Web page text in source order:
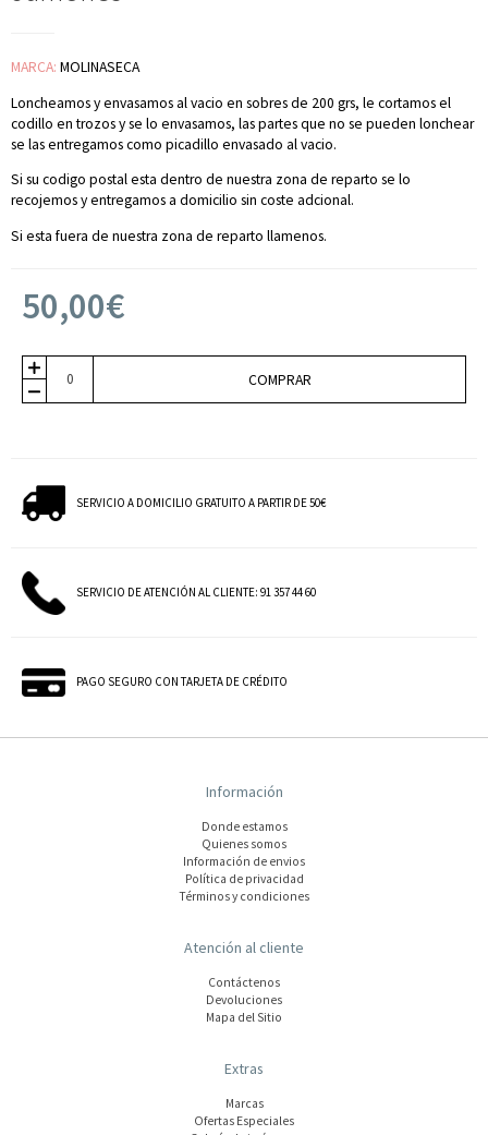
MARCA: MOLINASECA
Loncheamos y envasamos al vacio en sobres de 200 grs, le cortamos el
codillo en trozos y se lo envasamos, las partes que no se pueden lonchear
se las entregamos como picadillo envasado al vacio.
Si su codigo postal esta dentro de nuestra zona de reparto se lo
recojemos y entregamos a domicilio sin coste adcional.
Si esta fuera de nuestra zona de reparto llamenos.
50,00€
COMPRAR
SERVICIO A DOMICILIO GRATUITO A PARTIR DE 50€
SERVICIO DE ATENCIÓN AL CLIENTE: 91 357 44 60
PAGO SEGURO CON TARJETA DE CRÉDITO
Información
Donde estamos
Quienes somos
Información de envios
Polí­tica de privacidad
Términos y condiciones
Atención al cliente
Contáctenos
Devoluciones
Mapa del Sitio
Extras
Marcas
Ofertas Especiales